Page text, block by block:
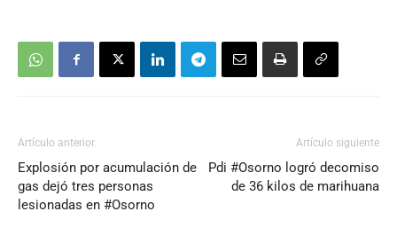
Artículo anterior
Explosión por acumulación de
gas dejó tres personas
lesionadas en #Osorno
Artículo siguiente
Pdi #Osorno logró decomiso
de 36 kilos de marihuana